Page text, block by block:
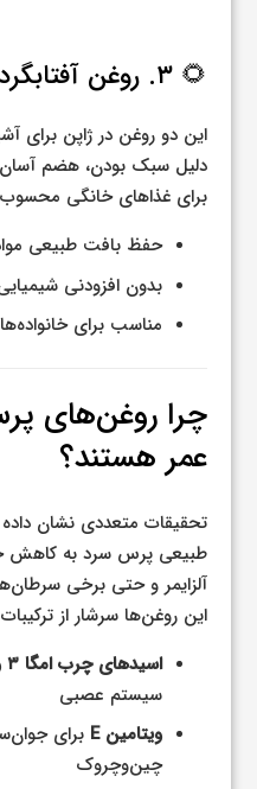
🌻 ۳. روغن آفتابگردان و کانولا پرس سرد
این دو روغن در ژاپن برای
دلیل سبک بودن، هضم آسان
برای غذاهای خانگی
حفظ بافت طبیعی
بدون افزودنی
مناسب برای
چرا روغن‌های
عمر هستند؟
تحقیقات متعددی نشان
طبیعی پرس سرد به کاهش
آلزایمر و حتی برخی
این روغن‌ها سرشار از
اسیدهای چرب امگا ۳ و امگا ۶
سیستم عصبی
ویتامین E برای
چین‌وچروک